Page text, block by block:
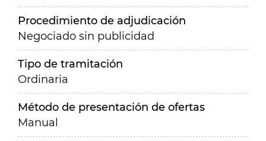
Procedimiento de adjudicación
Negociado sin publicidad
Tipo de tramitación
Ordinaria
Método de presentación de ofertas
Manual